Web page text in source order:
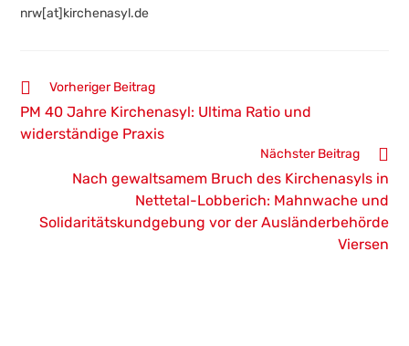
nrw[at]kirchenasyl.de
Weitere
Artikel
ansehen
Vorheriger Beitrag
PM 40 Jahre Kirchenasyl: Ultima Ratio und
widerständige Praxis
Nächster Beitrag
Nach gewaltsamem Bruch des Kirchenasyls in
Nettetal-Lobberich: Mahnwache und
Solidaritätskundgebung vor der Ausländerbehörde
Viersen